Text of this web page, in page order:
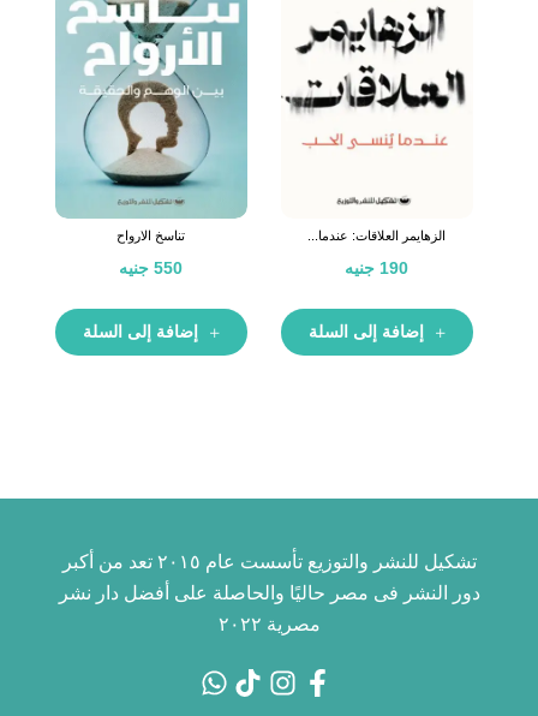
الزهايمر العلاقات: عندما...
190 جنيه
إضافة إلى السلة
تناسخ الارواح
550 جنيه
إضافة إلى السلة
تشكيل للنشر والتوزيع تأسست عام ٢٠١٥ تعد من أكبر
دور النشر فى مصر حاليًا والحاصلة على أفضل دار نشر
مصرية ٢٠٢٢